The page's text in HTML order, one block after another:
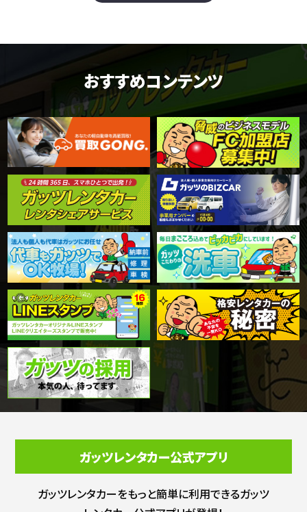
おすすめコンテンツ
ガッツレンタカー公式アプリ
ガッツレンタカーをもっと簡単に利用できるガッツ